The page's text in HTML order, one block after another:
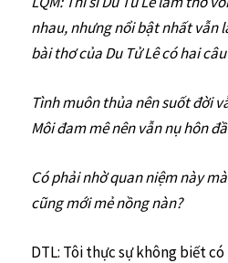
nhau, nhưng nổi bật nhất vẫn
bài thơ của Du Tử Lê có hai
Tình muôn thủa nên suốt đời
Môi đam mê nên vẫn nụ hôn
Có phải nhờ quan niệm này
cũng mới mẻ nồng nàn?
DTL: Tôi thực sự không biết